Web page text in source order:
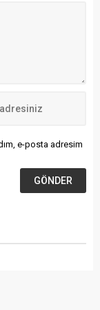
oluşan...
e-posta adresim